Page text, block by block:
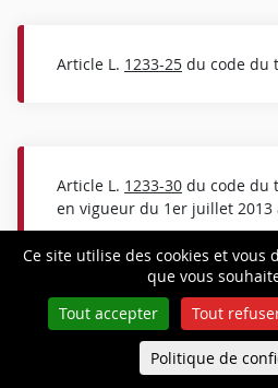
Ce site utilise des cookies et vous
que vous
Tout accepter
Tout
Politique de
Article L. 1233-25 du code du
Article L. 1233-30 du code du
en vigueur du 1er juillet 2013
Article L.2323-31du code du
version en vigueur du 1er
janvier 2018.
Queue-Fair